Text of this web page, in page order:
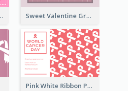
Card Design Ideas Sweet Valentine Greeting Card Design Ideas
Pink White Ribbon Patterns World Cancer Day Greeting Card